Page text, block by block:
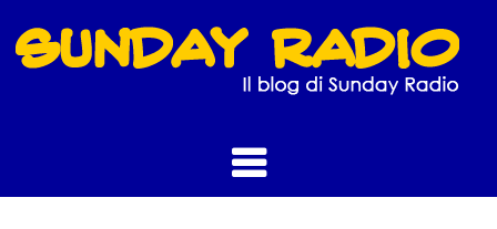
to
content